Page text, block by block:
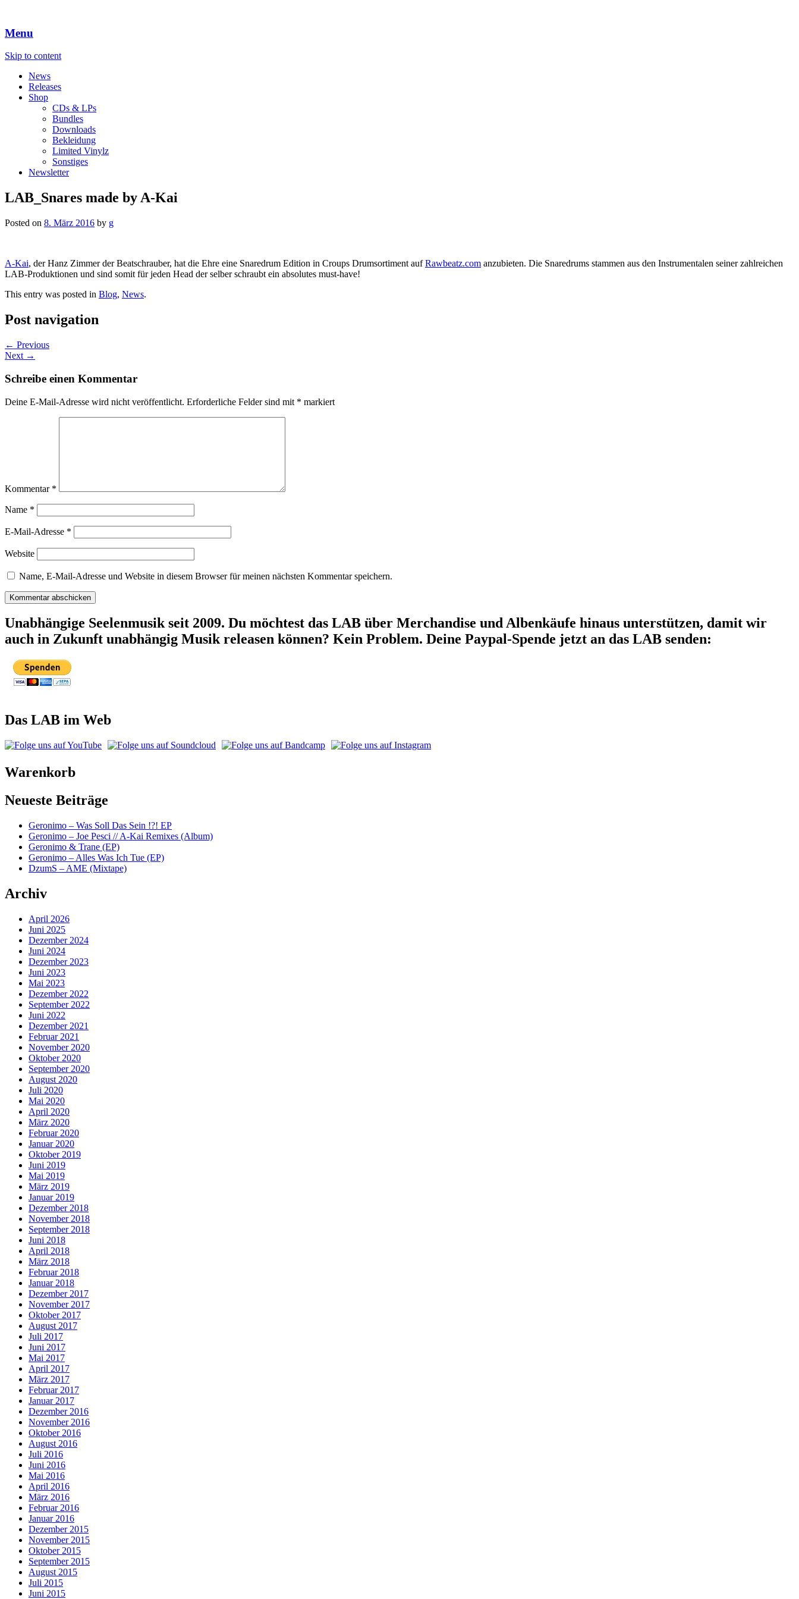
Menu
Skip to content
News
Releases
Shop
CDs & LPs
Bundles
Downloads
Bekleidung
Limited Vinylz
Sonstiges
Newsletter
LAB_Snares made by A-Kai
Posted on 8. März 2016 by g
A-Kai, der Hanz Zimmer der Beatschrauber, hat die Ehre eine Snaredrum Edition in Croups Drumsortiment aufRawbeatz.com anzubieten. Die Snaredrums stammen aus den Instrumentalen seiner zahlreichen
LAB-Produktionen und sind somit für jeden Head der selber schraubt ein absolutes must-have!
This entry was posted in Blog, News.
Post navigation
← Previous
Next →
Schreibe einen Kommentar
Deine E-Mail-Adresse wird nicht veröffentlicht. Erforderliche Felder sind mit * markiert
Kommentar *
Name *
E-Mail-Adresse *
Website
Name, E-Mail-Adresse und Website in diesem Browser für meinen nächsten Kommentar speichern.
Unabhängige Seelenmusik seit 2009. Du möchtest das LAB über Merchandise und Albenkäufe hinaus unterstützen, damit wir
auch in Zukunft unabhängig Musik releasen können? Kein Problem. Deine Paypal-Spende jetzt an das LAB senden:
Das LAB im Web
Warenkorb
Neueste Beiträge
Geronimo – Was Soll Das Sein !?! EP
Geronimo – Joe Pesci // A-Kai Remixes (Album)
Geronimo & Trane (EP)
Geronimo – Alles Was Ich Tue (EP)
DzumS – AME (Mixtape)
Archiv
April 2026
Juni 2025
Dezember 2024
Juni 2024
Dezember 2023
Juni 2023
Mai 2023
Dezember 2022
September 2022
Juni 2022
Dezember 2021
Februar 2021
November 2020
Oktober 2020
September 2020
August 2020
Juli 2020
Mai 2020
April 2020
März 2020
Februar 2020
Januar 2020
Oktober 2019
Juni 2019
Mai 2019
März 2019
Januar 2019
Dezember 2018
November 2018
September 2018
Juni 2018
April 2018
März 2018
Februar 2018
Januar 2018
Dezember 2017
November 2017
Oktober 2017
August 2017
Juli 2017
Juni 2017
Mai 2017
April 2017
März 2017
Februar 2017
Januar 2017
Dezember 2016
November 2016
Oktober 2016
August 2016
Juli 2016
Juni 2016
Mai 2016
April 2016
März 2016
Februar 2016
Januar 2016
Dezember 2015
November 2015
Oktober 2015
September 2015
August 2015
Juli 2015
Juni 2015